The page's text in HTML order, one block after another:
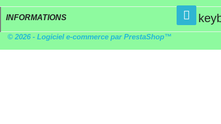
INFORMATIONS
© 2026 - Logiciel e-commerce par PrestaShop™